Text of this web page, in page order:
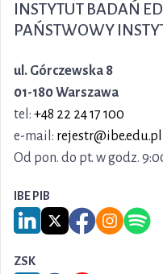
INSTYTUT BADAŃ
PAŃSTWOWY
ul. Górczewska 8
01-180 Warszawa
tel: +48 22 24 17 100
e-mail: rejestr@ibe.edu.pl
Od pon. do pt. w godz.
IBE PIB
Link do serwisu
Link do serwisu
Link doLink
ZSK